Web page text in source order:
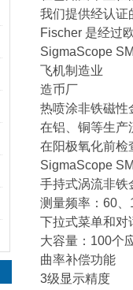
我们提供经认证
Fischer 是经过
SigmaScope
飞机制造业
造币厂
热喷涂非铁磁性
在铝、铜等生产
在阳极氧化前检
SigmaScope
手持式涡流非铁
测量频率：60
下拉式菜单和对
大容量：100个
曲率补偿功能
3级显示精度